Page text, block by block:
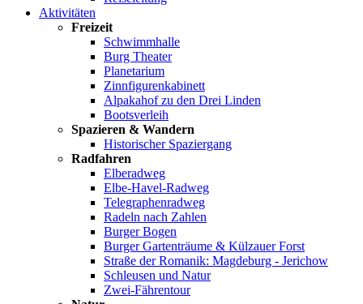
Aktivitäten
Freizeit
Schwimmhalle
Burg Theater
Planetarium
Zinnfigurenkabinett
Alpakahof zu den Drei Linden
Bootsverleih
Spazieren & Wandern
Historischer Spaziergang
Radfahren
Elberadweg
Elbe-Havel-Radweg
Telegraphenradweg
Radeln nach Zahlen
Burger Bogen
Burger Gartenträume & Külzauer Forst
Straße der Romanik: Magdeburg - Jerichow
Schleusen und Natur
Zwei-Fährentour